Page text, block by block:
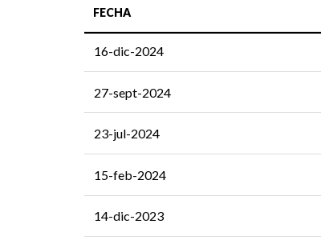
FECHA
16-dic-2024
27-sept-2024
23-jul-2024
15-feb-2024
14-dic-2023